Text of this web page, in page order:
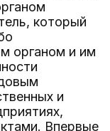
который
органом и им
и
Впервые